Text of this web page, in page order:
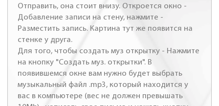
Отправить, она стоит внизу. Откроется окно -
Добавление записи на стену, нажмите -
Разместить запись. Картина тут же появится на
стенке у друга.
Для того, чтобы создать муз открытку - Нажмите
на кнопку "Создать муз. открытки". В
появившемся окне вам нужно будет выбрать
музыкальный файл .mp3, который находится у
вас в компьютере (вес не должен превышать